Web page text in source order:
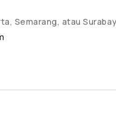
Semarang, atau